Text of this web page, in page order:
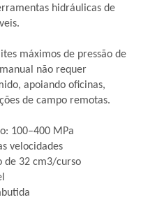
hidráulicas de
máximos de pressão de
não requer
apoiando oficinas,
de campo remotas.
100–400 MPa
velocidades
de 32 cm3/curso